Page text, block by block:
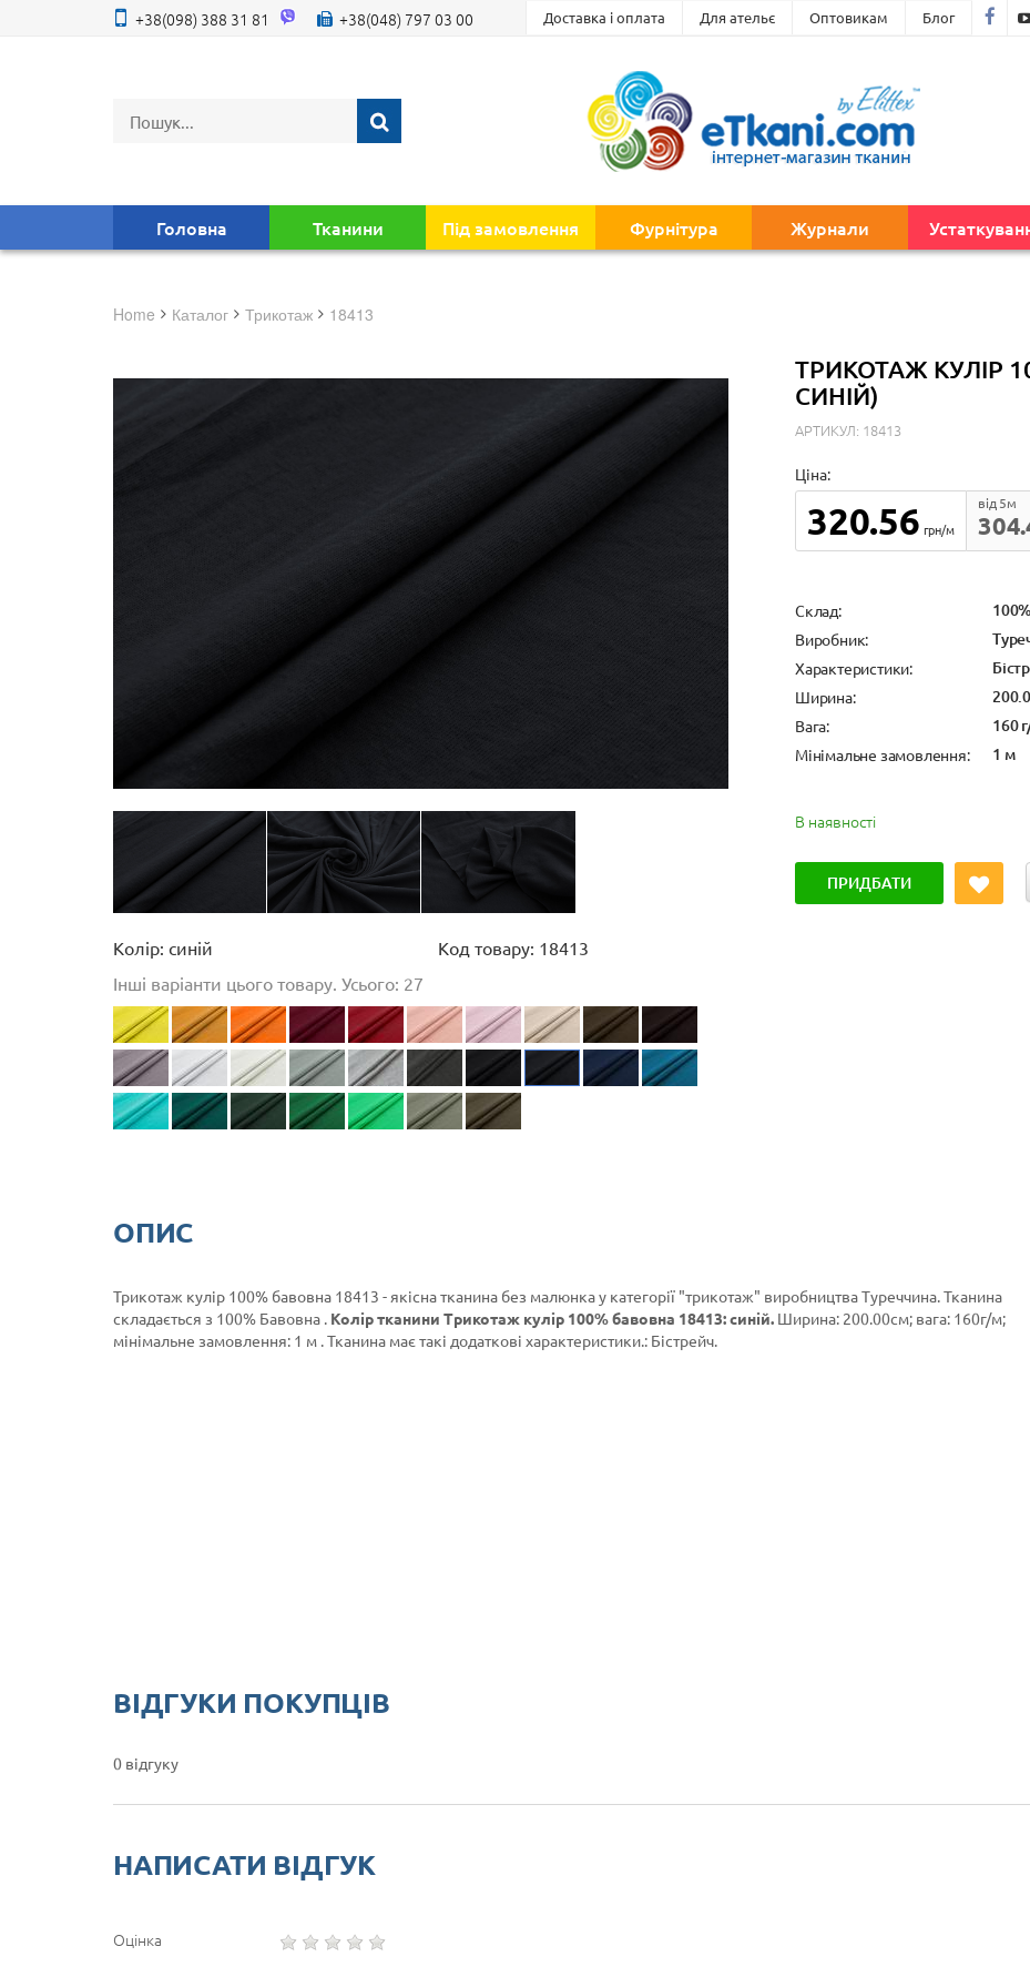
+38(098) 388 31 81 +38(048) 797 03 00 Доставка і оплата Для ательє Оптовикам Блог
Головна Тканини Під замовлення Фурнітура Журнали
Home Каталог трикотаж 18413
Колір: синій
Код товару: 18413
Інші варіанти цього товару. Усього: 27
ТРИКОТАЖ КУЛІР
СИНІЙ)
АРТИКУЛ: 18413
Ціна:
320.56 грн/м
від 5м
Cклад:
Виробник:
Характеристики:
Ширина:
Вага: 160
Мінімальне замовлення: 1 м
В наявності
ПРИДБАТИ
ОПИС
Трикотаж кулір 100% бавовна 18413 - якісна тканина без малюнка у категорії "трикотаж" виробництва Туреччина. Тканина
складається з 100% Бавовна . Колір тканини Трикотаж кулір 100% бавовна 18413: синій. Ширина: 200.00см; вага: 160г/м;
мінімальне замовлення: 1 м . Тканина має такі додаткові характеристики.: Бістрейч.
ВІДГУКИ ПОКУПЦІВ
0 відгуку
НАПИСАТИ ВІДГУК
Оцінка